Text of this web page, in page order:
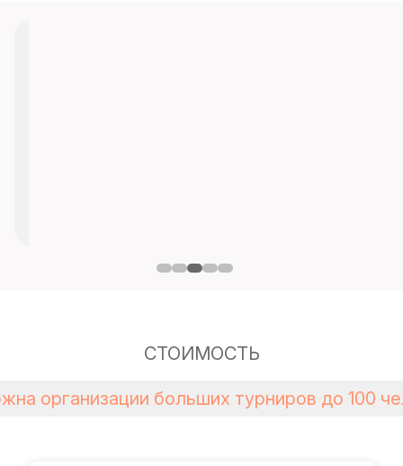
СТОИМОСТЬ
организации больших турниров до 100